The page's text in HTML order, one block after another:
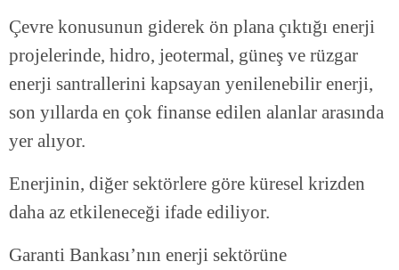
Çevre konusunun giderek ön plana çıktığı enerji
projelerinde, hidro, jeotermal, güneş ve rüzgar
enerji santrallerini kapsayan yenilenebilir enerji,
son yıllarda en çok finanse edilen alanlar arasında
yer alıyor.
Enerjinin, diğer sektörlere göre küresel krizden
daha az etkileneceği ifade ediliyor.
Garanti Bankası’nın enerji sektörüne